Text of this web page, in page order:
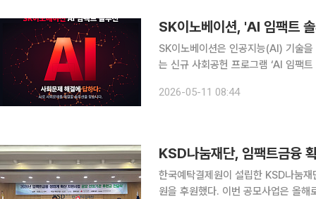
SK이노베이션은 인공지능(AI) 기술
는 신규 사회공헌 프로그램 ‘AI 임팩트 솔루
다. 선발된 10개 팀에는 실증 개발비
2026-05-11 08:44
KSD나눔재단, 임팩트금융
한국예탁결제원이 설립한 KSD나눔
원을 후원했다. 이번 공모사업은 올해로 3년째다. KSD나눔재단은 지난 6